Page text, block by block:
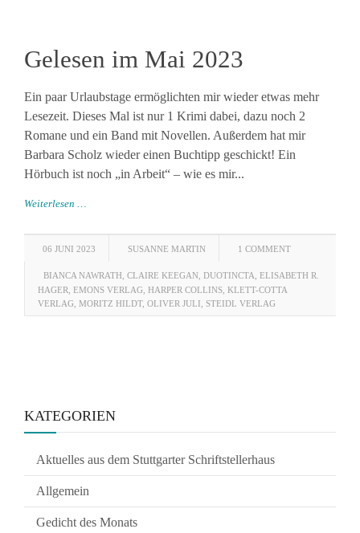
Gelesen im Mai 2023
Ein paar Urlaubstage ermöglichten mir wieder etwas mehr
Lesezeit. Dieses Mal ist nur 1 Krimi dabei, dazu noch 2
Romane und ein Band mit Novellen. Außerdem hat mir
Barbara Scholz wieder einen Buchtipp geschickt! Ein
Hörbuch ist noch „in Arbeit“ – wie es mir...
Weiterlesen …
06 JUNI 2023 SUSANNE MARTIN 1 COMMENT
BIANCA NAWRATH CLAIRE KEEGAN DUOTINCTA ELISABETH R.
HAGER EMONS VERLAG HARPER COLLINS KLETT-COTTA
VERLAG MORITZ HILDT, OLIVER JULI STEIDL VERLAG
KATEGORIEN
Aktuelles aus dem Stuttgarter Schriftstellerhaus
Allgemein
Gedicht des Monats